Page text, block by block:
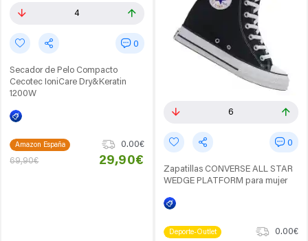
4
0
Secador de Pelo Compacto
Cecotec IoniCare Dry&Keratin
1200W
Amazon España
0.00€
69,90€
29,90€
6
0
Zapatillas CONVERSE ALL STAR
WEDGE PLATFORM para mujer
Deporte-Outlet
0.00€